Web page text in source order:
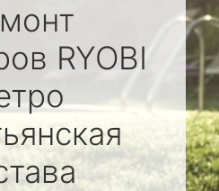
RYOBI